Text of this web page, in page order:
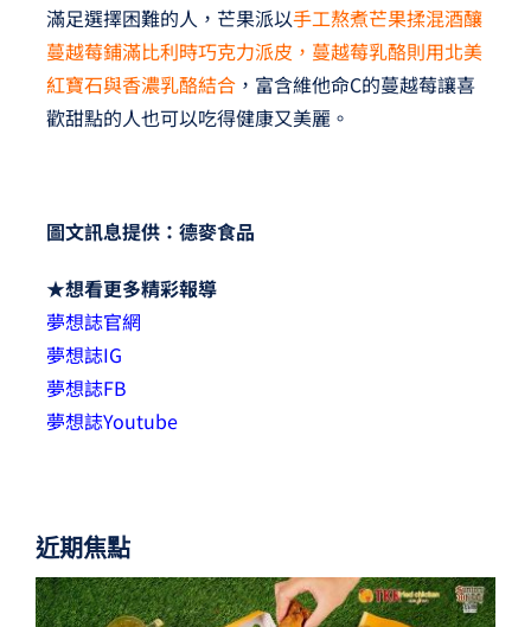
滿足選擇困難的人，芒果派以手工熬煮芒果揉混酒釀
蔓越莓鋪滿比利時巧克力派皮，蔓越莓乳酪則用北美
紅寶石與香濃乳酪結合，富含維他命C的蔓越莓讓喜
歡甜點的人也可以吃得健康又美麗。
圖文訊息提供：德麥食品
★想看更多精彩報導
夢想誌官網
夢想誌IG
夢想誌FB
夢想誌Youtube
近期焦點